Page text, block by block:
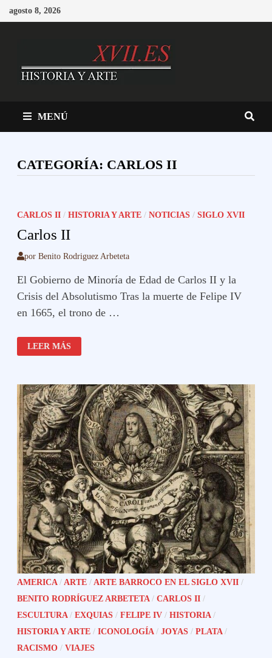
Saltar
al
agosto 8, 2026
MENÚ
CATEGORÍA: CARLOS II
CARLOS II /HISTORIA Y ARTE /NOTICIAS /SIGLO XVII
Carlos II
porBenito Rodriguez Arbeteta
El Gobierno de Minoría de Edad de Carlos II y la
Crisis del Absolutismo Tras la muerte de Felipe IV
en 1665, el trono de …
CARLOS
II
LEER MÁS
AMERICA / ARTE / ARTE BARROCO EN EL SIGLO XVII /
BENITO RODRÍGUEZ ARBETETA /CARLOS II /
ESCULTURA /EXQUIAS /FELIPE IV /HISTORIA /
HISTORIA Y ARTE /ICONOLOGÍA /JOYAS /PLATA /
RACISMO /VIAJES